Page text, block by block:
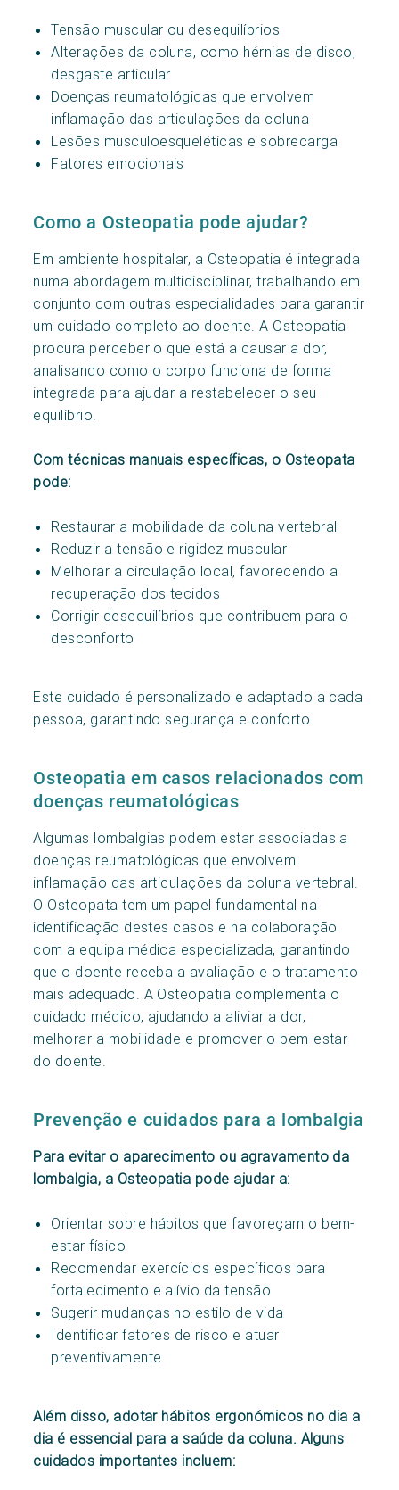
Tensão muscular ou desequilíbrios
Alterações da coluna, como hérnias de disco,
desgaste articular
Doenças reumatológicas que envolvem
inflamação das articulações da coluna
Lesões musculoesqueléticas e sobrecarga
Fatores emocionais
Como a Osteopatia pode ajudar?
Em ambiente hospitalar, a Osteopatia é integrada
numa abordagem multidisciplinar, trabalhando em
conjunto com outras especialidades para garantir
um cuidado completo ao doente. A Osteopatia
procura perceber o que está a causar a dor,
analisando como o corpo funciona de forma
integrada para ajudar a restabelecer o seu
equilíbrio.
Com técnicas manuais específicas, o Osteopata
pode:
Restaurar a mobilidade da coluna vertebral
Reduzir a tensão e rigidez muscular
Melhorar a circulação local, favorecendo a
recuperação dos tecidos
Corrigir desequilíbrios que contribuem para o
desconforto
Este cuidado é personalizado e adaptado a cada
pessoa, garantindo segurança e conforto.
Osteopatia em casos relacionados com
doenças reumatológicas
Algumas lombalgias podem estar associadas a
doenças reumatológicas que envolvem
inflamação das articulações da coluna vertebral.
O Osteopata tem um papel fundamental na
identificação destes casos e na colaboração
com a equipa médica especializada, garantindo
que o doente receba a avaliação e o tratamento
mais adequado. A Osteopatia complementa o
cuidado médico, ajudando a aliviar a dor,
melhorar a mobilidade e promover o bem-estar
do doente.
Prevenção e cuidados para a lombalgia
Para evitar o aparecimento ou agravamento da
lombalgia, a Osteopatia pode ajudar a:
Orientar sobre hábitos que favoreçam o bem-
estar físico
Recomendar exercícios específicos para
fortalecimento e alívio da tensão
Sugerir mudanças no estilo de vida
Identificar fatores de risco e atuar
preventivamente
Além disso, adotar hábitos ergonómicos no dia a
dia é essencial para a saúde da coluna. Alguns
cuidados importantes incluem: